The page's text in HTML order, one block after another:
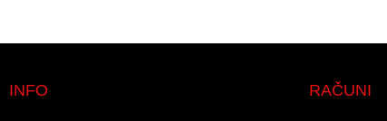
INFO RAČUNI